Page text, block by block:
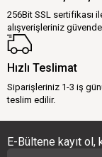
256Bit SSL sertifikası
alışverişleriniz güvende.
Hızlı Teslimat
Siparişleriniz 1-3 iş
teslim edilir.
E-Bültene kayıt ol,